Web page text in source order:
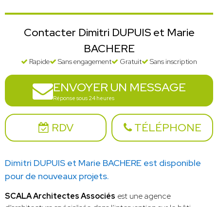
Contacter Dimitri DUPUIS et Marie
BACHERE
Rapide Sans engagement Gratuit Sans inscription
ENVOYER UN MESSAGE
Réponse sous 24 heures
RDV TÉLÉPHONE
Dimitri DUPUIS et Marie BACHERE est disponible
pour de nouveaux projets.
SCALA Architectes Associés est une agence